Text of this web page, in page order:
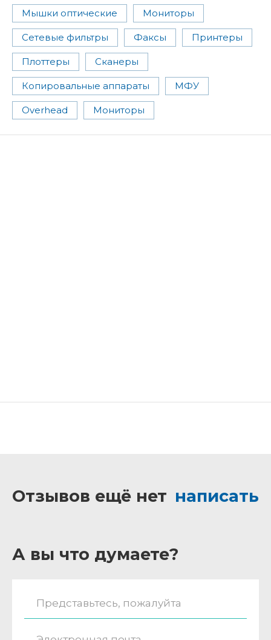
Мышки оптические Мониторы
Сетевые фильтры Факсы Принтеры
Плоттеры Сканеры
Копировальные аппараты МФУ
Overhead Мониторы
Отзывов ещё нет написать
А вы что думаете?